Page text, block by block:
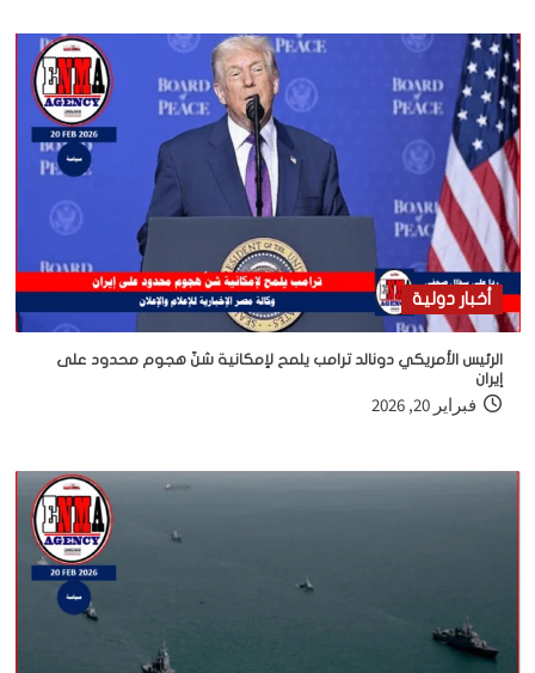
أخبار دولية
الرئيس الأمريكي دونالد ترامب يلمح لإمكانية شنّ هجوم محدود على
إيران
فبراير 20, 2026